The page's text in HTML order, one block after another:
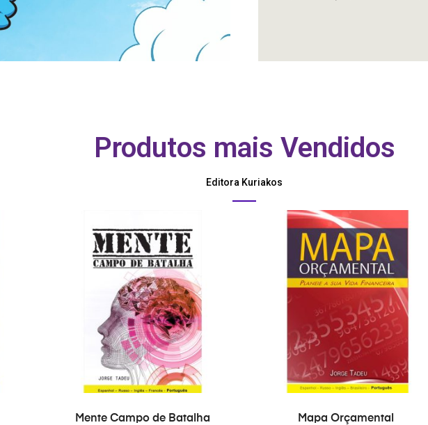
Produtos mais Vendidos
Editora Kuriakos
ADICIONAR
Mente Campo de Batalha ADICIONAR
Mapa Orçamental